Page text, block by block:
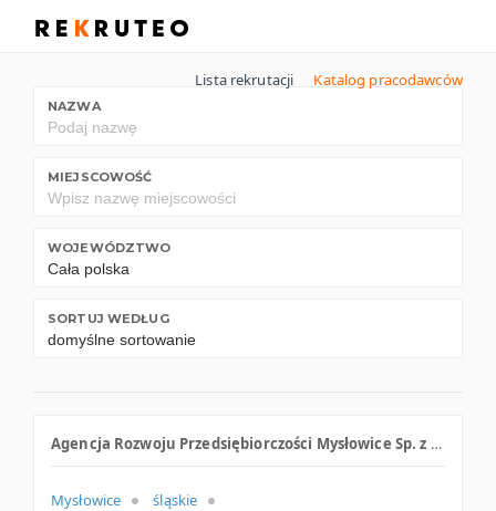
Lista rekrutacji Katalog pracodawców
NAZWA
MIEJSCOWOŚĆ
WOJEWÓDZTWO
SORTUJ WEDŁUG
Agencja Rozwoju Przedsiębiorczości Mysłowice Sp. z o.o.
Mysłowice
śląskie